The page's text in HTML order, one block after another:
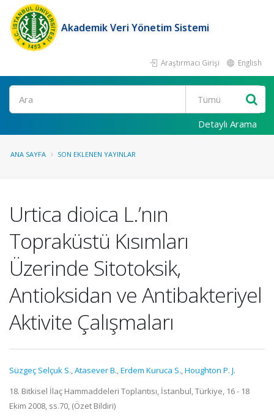
Akademik Veri Yönetim Sistemi
Araştırmacı Girişi English
Ara
Detaylı Arama
ANA SAYFA SON EKLENEN YAYINLAR
Urtica dioica L.’nın
Topraküstü Kısımları
Üzerinde Sitotoksik,
Antioksidan ve Antibakteriyel
Aktivite Çalışmaları
Süzgeç Selçuk S.,Atasever B.,Erdem Kuruca S.,Houghton P. J.
18. Bitkisel İlaç Hammaddeleri Toplantısı, İstanbul, Türkiye, 16 - 18
Ekim 2008, ss.70, (Özet Bildiri)